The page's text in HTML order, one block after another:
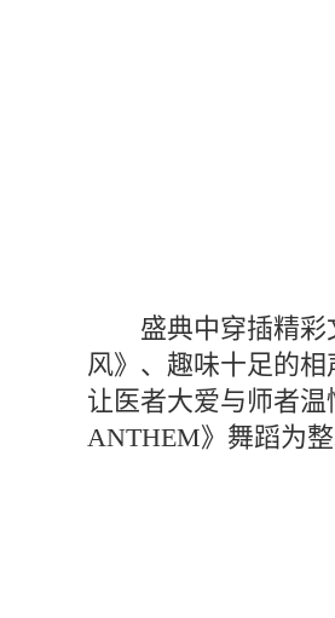
盛典中穿插精
风》、趣味十足的
让医者大爱与师者
ANTHEM》舞蹈为